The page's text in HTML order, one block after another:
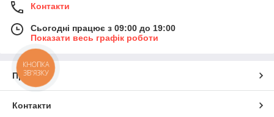
Контакти
Сьогодні працює з 09:00 до 19:00
Показати весь графік роботи
Про нас
Контакти
КНОПКА
ЗВ'ЯЗКУ